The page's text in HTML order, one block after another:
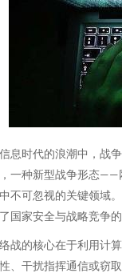
息时代的浪潮中，战
一种新型战争形态——
不可忽视的关键领域
国家安全与战略竞争的
战的核心在于利用计
、干扰指挥通信或窃